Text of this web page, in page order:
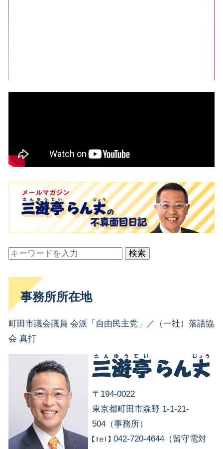
検索
事務所所在地
町田市議会議員 会派「自由民主党」／（一社）落語協
会 真打
〒194-0022
東京都町田市森野 1-1-21-
504（事務所）
042-720-4644（留守電対